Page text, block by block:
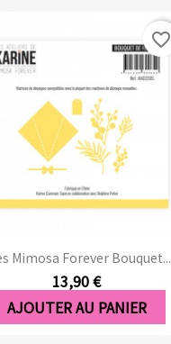
Mimosa Forever Bouquet...
13,90 €
AJOUTER AU PANIER
Aperçu rapide
favorite_border